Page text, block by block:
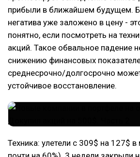
прибыли в ближайшем будущем.
негатива уже заложено в цену -
понятно, если посмотреть на
акций. Такое обвальное падение
снижению финансовых
среднесрочно/долгосрочно
устойчивое восстановление.
Техника: улетели с 309$ на 127$